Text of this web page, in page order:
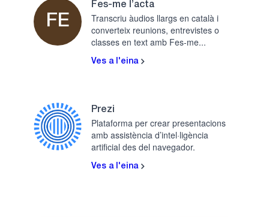
FE
Fes-me l’acta
Transcriu àudios llargs en català i
converteix reunions, entrevistes o
classes en text amb Fes-me...
Ves a l'eina
Prezi
Plataforma per crear presentacions
amb assistència d’intel·ligència
artificial des del navegador.
Ves a l'eina